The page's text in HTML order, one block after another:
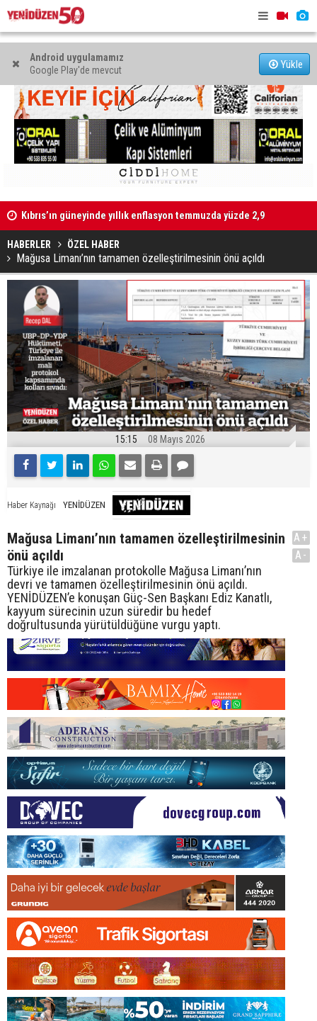
Android uygulamamız
Google Play'de mevcut
Yükle
Kıbrıs’ın güneyinde yıllık enflasyon temmuzda yüzde 2,9
oldu
HABERLER ÖZEL HABER
Mağusa Limanı’nın tamamen özelleştirilmesinin önü açıldı
15:15 08 Mayıs 2026
Haber Kaynağı YENİDÜZEN
Mağusa Limanı’nın tamamen özelleştirilmesinin
önü açıldı
Türkiye ile imzalanan protokolle Mağusa Limanı’nın
devri ve tamamen özelleştirilmesinin önü açıldı.
YENİDÜZEN’e konuşan Güç-Sen Başkanı Ediz Kanatlı,
kayyum sürecinin uzun süredir bu hedef
doğrultusunda yürütüldüğüne vurgu yaptı.
A+
A-